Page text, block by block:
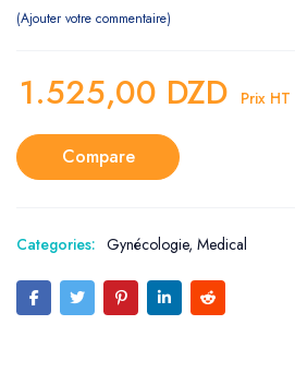
Ajouter votre commentaire
1.525,00 DZD Prix HT
Compare
Categories: Gynécologie, Medical